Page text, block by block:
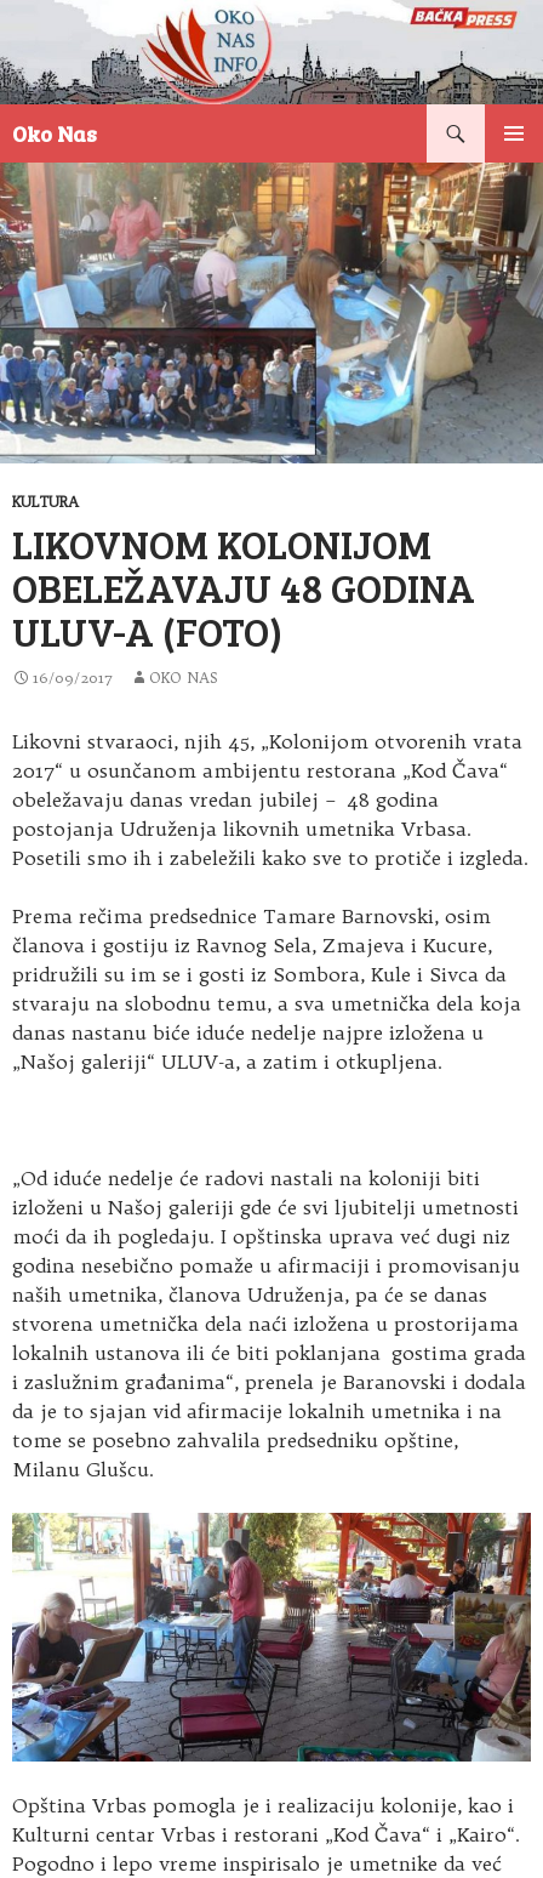
Oko Nas
NA
SADRŽAJ
KULTURA
LIKOVNOM KOLONIJOM
OBELEŽAVAJU 48 GODINA
ULUV-A (FOTO)
16/09/2017 OKO NAS
Likovni stvaraoci, njih 45, „Kolonijom otvorenih vrata
2017“ u osunčanom ambijentu restorana „Kod Čava“
obeležavaju danas vredan jubilej – 48 godina
postojanja Udruženja likovnih umetnika Vrbasa.
Posetili smo ih i zabeležili kako sve to protiče i izgleda.
Prema rečima predsednice Tamare Barnovski, osim
članova i gostiju iz Ravnog Sela, Zmajeva i Kucure,
pridružili su im se i gosti iz Sombora, Kule i Sivca da
stvaraju na slobodnu temu, a sva umetnička dela koja
danas nastanu biće iduće nedelje najpre izložena u
„Našoj galeriji“ ULUV-a, a zatim i otkupljena.
„Od iduće nedelje će radovi nastali na koloniji biti
izloženi u Našoj galeriji gde će svi ljubitelji umetnosti
moći da ih pogledaju. I opštinska uprava već dugi niz
godina nesebično pomaže u afirmaciji i promovisanju
naših umetnika, članova Udruženja, pa će se danas
stvorena umetnička dela naći izložena u prostorijama
lokalnih ustanova ili će biti poklanjana gostima grada
i zaslužnim građanima“, prenela je Baranovski i dodala
da je to sjajan vid afirmacije lokalnih umetnika i na
tome se posebno zahvalila predsedniku opštine,
Milanu Glušcu.
Opština Vrbas pomogla je i realizaciju kolonije, kao i
Kulturni centar Vrbas i restorani „Kod Čava“ i „Kairo“.
Pogodno i lepo vreme inspirisalo je umetnike da već